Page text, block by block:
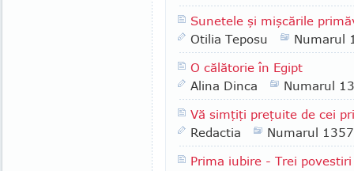
Sunetele şi mişcările
Otilia Teposu
Numarul
O călătorie în Egipt
Alina Dinca
Numarul
Vă simţiţi preţuite de cei
Redactia
Numarul 1357
Prima iubire - Trei